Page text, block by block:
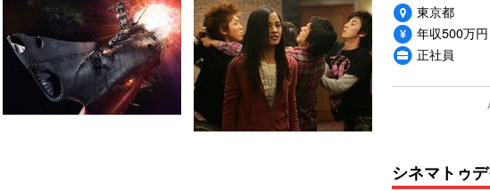
東京都
年収500万
正社員
シネマトゥ